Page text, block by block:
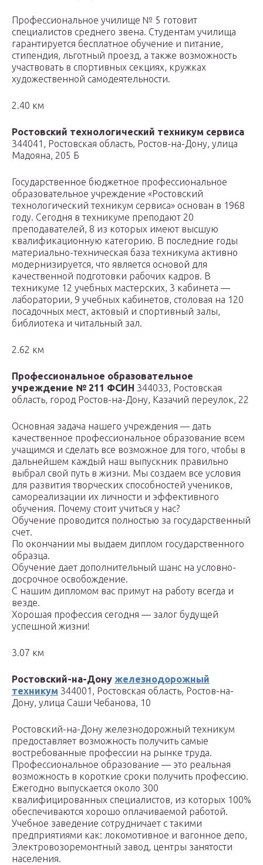
Профессиональное училище № 5 готовит
специалистов среднего звена. Студентам училища
гарантируется бесплатное обучение и питание,
стипендия, льготный проезд, а также возможность
участвовать в спортивных секциях, кружках
художественной самодеятельности.
2.40 км
Ростовский технологический техникум сервиса
344041, Ростовская область, Ростов-на-Дону, улица
Мадояна, 205 Б
Государственное бюджетное профессиональное
образовательное учреждение «Ростовский
технологический техникум сервиса» основан в 1968
году. Сегодня в техникуме преподают 20
преподавателей, 8 из которых имеют высшую
квалификационную категорию. В последние годы
материально-техническая база техникума активно
модернизируется, что является основой для
качественной подготовки рабочих кадров. В
техникуме 12 учебных мастерских, 3 кабинета —
лаборатории, 9 учебных кабинетов, столовая на 120
посадочных мест, актовый и спортивный залы,
библиотека и читальный зал.
2.62 км
Профессиональное образовательное
учреждение № 211 ФСИН 344033, Ростовская
область, город Ростов-на-Дону, Казачий переулок, 22
Основная задача нашего учреждения — дать
качественное профессиональное образование всем
учащимся и сделать все возможное для того, чтобы в
дальнейшем каждый наш выпускник правильно
выбрал свой путь в жизни. Мы создаем все условия
для развития творческих способностей учеников,
самореализации их личности и эффективного
обучения. Почему стоит учиться у нас?
Обучение проводится полностью за государственный
счет.
По окончании мы выдаем диплом государственного
образца.
Обучение дает дополнительный шанс на условно-
досрочное освобождение.
С нашим дипломом вас примут на работу всегда и
везде.
Хорошая профессия сегодня — залог будущей
успешной жизни!
3.07 км
Ростовский-на-Дону железнодорожный
техникум 344001, Ростовская область, Ростов-на-
Дону, улица Саши Чебанова, 10
Ростовский-на-Дону железнодорожный техникум
предоставляет возможность получить самые
востребованные профессии на рынке труда.
Профессиональное образование — это реальная
возможность в короткие сроки получить профессию.
Ежегодно выпускается около 300
квалифицированных специалистов, из которых 100%
обеспечиваются хорошо оплачиваемой работой.
Учебное заведение сотрудничает с такими
предприятиями как: локомотивное и вагонное депо,
Электровозоремонтный завод, центры занятости
населения.